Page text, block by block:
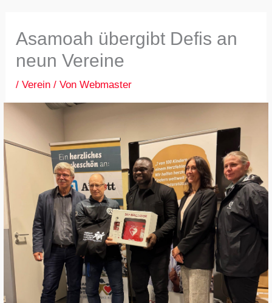
Asamoah übergibt Defis an
neun Vereine
/Verein / VonWebmaster